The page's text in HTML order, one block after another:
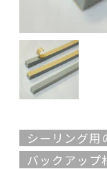
シーリング用
バックアップ